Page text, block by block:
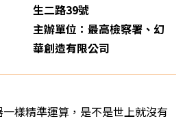
生二路39號
主辦單位：最高檢察署、幻
華創造有限公司
一樣精準運算，是不是世上就沒有